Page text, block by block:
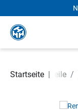
Zum Hauptinhalt
Startseite |
Fahrradteile /
Bildergalerie